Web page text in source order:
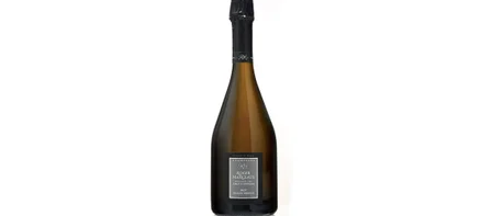
ROGER MANCEAUX Grande Réserve Premier Cru
Cru a Premier Cru. Opojná vůně s tóny broskví a